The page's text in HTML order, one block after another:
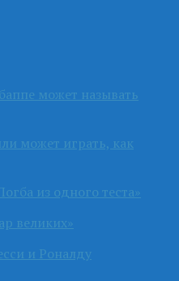
может называть
может играть, как
из одного теста»
великих»
и Роналду